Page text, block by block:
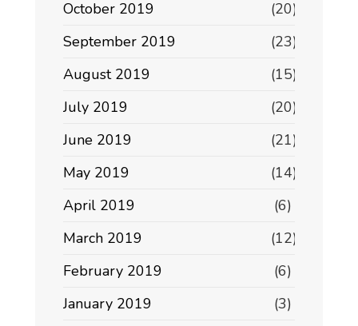
October 2019
(20)
September 2019
(23)
August 2019
(15)
July 2019
(20)
June 2019
(21)
May 2019
(14)
April 2019
(6)
March 2019
(12)
February 2019
(6)
January 2019
(3)